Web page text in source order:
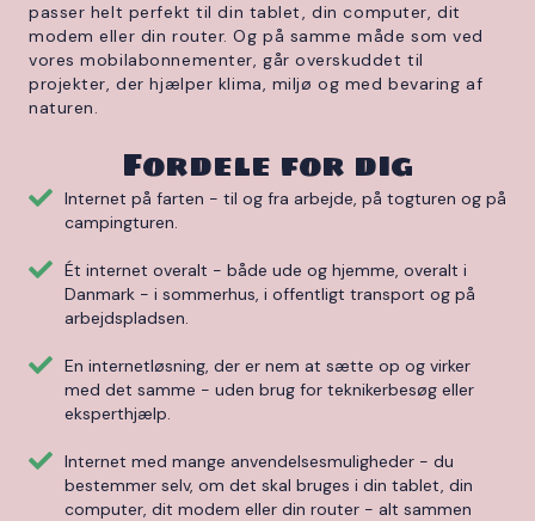
passer helt perfekt til din tablet, din computer, dit
modem eller din router.Og på samme måde som ved
vores mobilabonnementer, går overskuddet til
projekter, der hjælper klima, miljø og med bevaring af
naturen.
Fordele for dig
Internet på farten - til og fra arbejde, på togturen og på
campingturen.
Ét internet overalt - både ude og hjemme, overalt i
Danmark - i sommerhus, i offentligt transport og på
arbejdspladsen.
En internetløsning, der er nem at sætte op og virker
med det samme - uden brug for teknikerbesøg eller
eksperthjælp.
Internet med mange anvendelsesmuligheder - du
bestemmer selv, om det skal bruges i din tablet, din
computer, dit modem eller din router - alt sammen